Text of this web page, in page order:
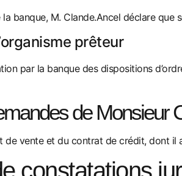
banque, M. Clande.Ancel déclare
prêteur
par la banque des dispositions
de Monsieur
de vente et du contrat de crédit, dont il